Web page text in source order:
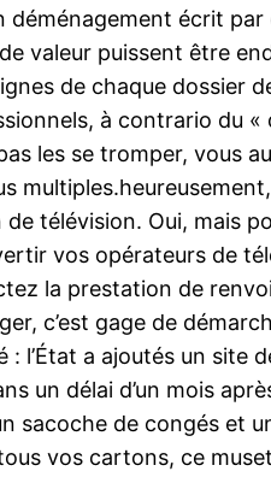
déménagement écrit
valeur puissent être
de chaque dossier
à contrario du
les se tromper, vous
télévision. Oui, mais
vos opérateurs de
la prestation de
c’est gage de
a ajoutés un site
un délai d’un mois
de congés et
vos cartons, ce